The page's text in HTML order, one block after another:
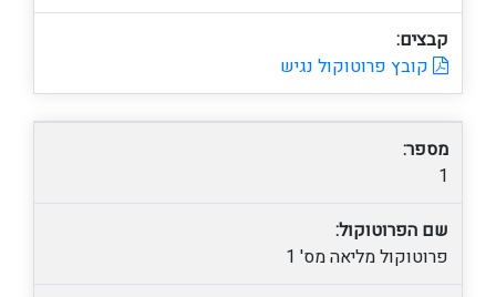
קבצים:
קובץ פרוטוקול נגיש
מספר:
1
שם הפרוטוקול:
פרוטוקול מליאה מס' 1